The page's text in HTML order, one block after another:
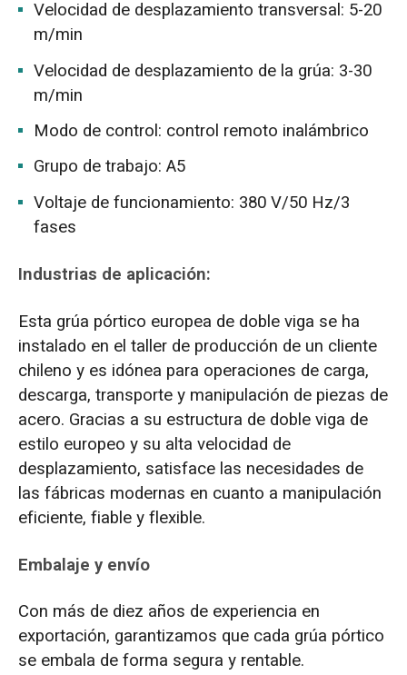
Velocidad de desplazamiento transversal: 5-20
m/min
Velocidad de desplazamiento de la grúa: 3-30
m/min
Modo de control: control remoto inalámbrico
Grupo de trabajo: A5
Voltaje de funcionamiento: 380 V/50 Hz/3
fases
Industrias de aplicación:
Esta grúa pórtico europea de doble viga se ha
instalado en el taller de producción de un cliente
chileno y es idónea para operaciones de carga,
descarga, transporte y manipulación de piezas de
acero. Gracias a su estructura de doble viga de
estilo europeo y su alta velocidad de
desplazamiento, satisface las necesidades de
las fábricas modernas en cuanto a manipulación
eficiente, fiable y flexible.
Embalaje y envío
Con más de diez años de experiencia en
exportación, garantizamos que cada grúa pórtico
se embala de forma segura y rentable.